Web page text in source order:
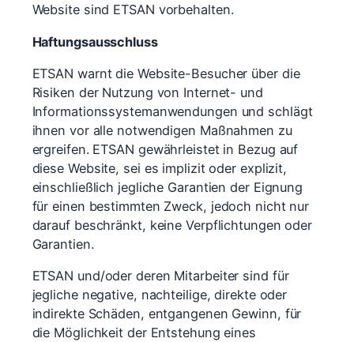
Website sind ETSAN vorbehalten.
Haftungsausschluss
ETSAN warnt die Website-Besucher über die
Risiken der Nutzung von Internet- und
Informationssystemanwendungen und schlägt
ihnen vor alle notwendigen Maßnahmen zu
ergreifen. ETSAN gewährleistet in Bezug auf
diese Website, sei es implizit oder explizit,
einschließlich jegliche Garantien der Eignung
für einen bestimmten Zweck, jedoch nicht nur
darauf beschränkt, keine Verpflichtungen oder
Garantien.
ETSAN und/oder deren Mitarbeiter sind für
jegliche negative, nachteilige, direkte oder
indirekte Schäden, entgangenen Gewinn, für
die Möglichkeit der Entstehung eines